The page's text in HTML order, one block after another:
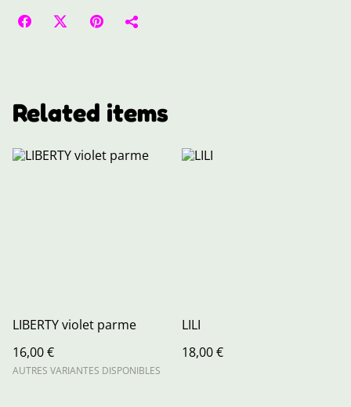
Related items
LIBERTY violet parme
16,00 €
AUTRES VARIANTES DISPONIBLES
LILI
18,00 €